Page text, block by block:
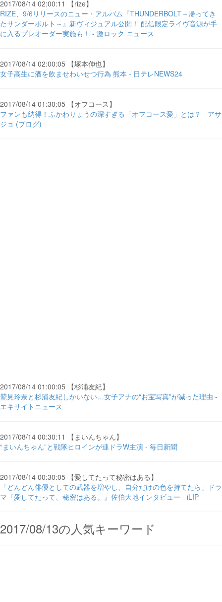
2017/08/14 02:00:11 【rize】
RIZE、9/6リリースのニュー・アルバム『THUNDERBOLT～帰ってき
たサンダーボルト～』新ヴィジュアル公開！ 配信限定ライヴ音源が手
に入るプレオーダー実施も！ - 激ロック ニュース
2017/08/14 02:00:05 【塚本伸也】
女子高生に酒を飲ませわいせつ行為 熊本 - 日テレNEWS24
2017/08/14 01:30:05 【オフコース】
ファンも納得！ふかわりょうの深すぎる「オフコース愛」とは？ - アサ
ジョ (ブログ)
2017/08/14 01:00:05 【杉浦友紀】
鷲見玲奈と杉浦友紀しかいない…女子アナの“お宝写真”が減った理由 -
エキサイトニュース
2017/08/14 00:30:11 【まいんちゃん】
“まいんちゃん”と戦隊ヒロインが連ドラW主演 - 毎日新聞
2017/08/14 00:30:05 【愛してたって秘密はある】
「どんどん俳優としての武器を増やし、自分だけの色を持てたら」ドラ
マ『愛してたって、秘密はある。』佐伯大地インタビュー - iLIP
2017/08/13の人気キーワード